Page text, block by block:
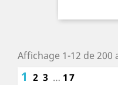
Affichage 1-12 de 200
1 2 3 … 17